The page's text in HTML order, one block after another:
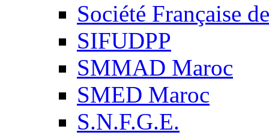
Société Française
SIFUDPP
SMMAD Maroc
SMED Maroc
S.N.F.G.E.